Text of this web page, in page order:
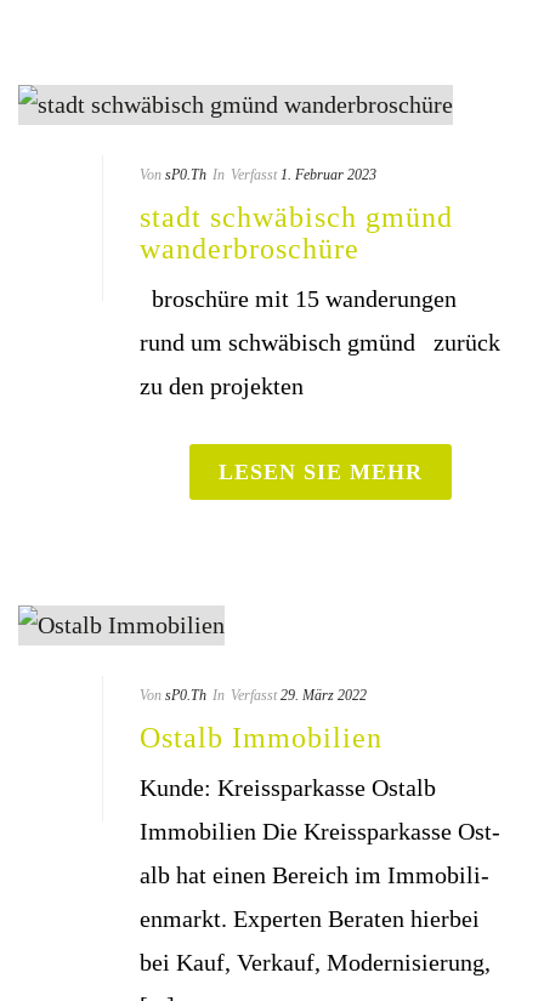
Von sP0.Th In Verfasst 1. Februar 2023
stadt schwä­bisch gmünd
wanderbroschüre
bro­schü­re mit 15 wan­de­run­gen
rund um schwä­bisch gmünd zurück
zu den projekten
LESEN SIE MEHR
Von sP0.Th In Verfasst 29. März 2022
Ost­alb Immobilien
Kun­de: Kreis­spar­kas­se Ost­alb
Immobilien Die Kreis­spar­kas­se Ost­
alb hat einen Bereich im Immo­bi­li­
en­markt. Exper­ten Bera­ten hier­bei
bei Kauf, Ver­kauf, Moder­ni­sie­rung,